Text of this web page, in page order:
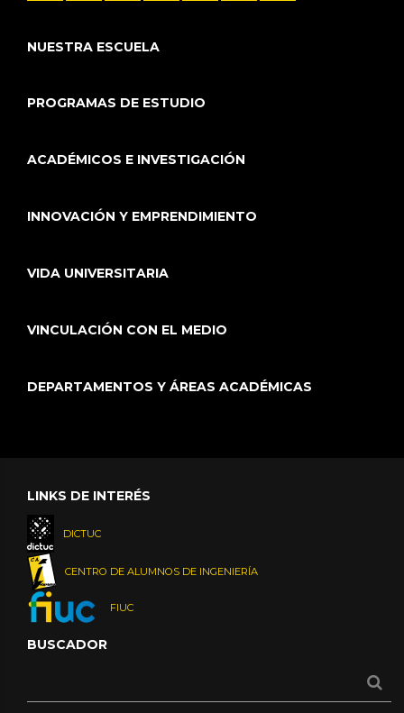
NUESTRA ESCUELA
PROGRAMAS DE ESTUDIO
ACADÉMICOS E INVESTIGACIÓN
INNOVACIÓN Y EMPRENDIMIENTO
VIDA UNIVERSITARIA
VINCULACIÓN CON EL MEDIO
DEPARTAMENTOS Y ÁREAS ACADÉMICAS
LINKS DE INTERÉS
DICTUC
CENTRO DE ALUMNOS DE INGENIERÍA
FIUC
BUSCADOR